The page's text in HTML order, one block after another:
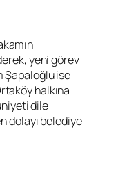
yeni görev
Şapaloğlu ise
halkına
dile
dolayı belediye